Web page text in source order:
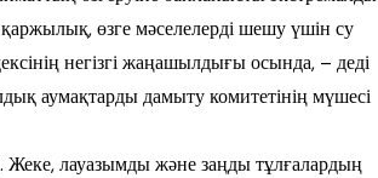
өзге мәселелерді шешу үшін су
негізгі жаңашылдығы осын­да, – деді
аумақтарды дамыту комитетінің мүшесі
лауа­зым­ды және заңды тұлғалардың